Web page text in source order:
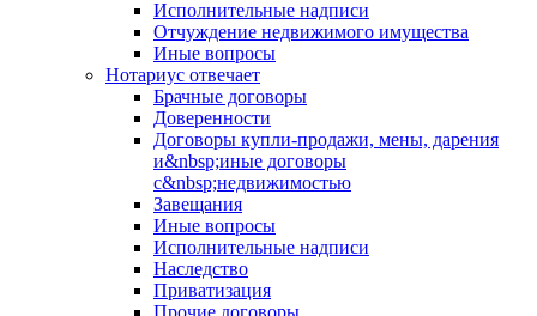
Исполнительные надписи
Отчуждение недвижимого имущества
Иные вопросы
Нотариус отвечает
Брачные договоры
Доверенности
Договоры купли-продажи, мены, дарения
и&nbsp;иные договоры
с&nbsp;недвижимостью
Завещания
Иные вопросы
Исполнительные надписи
Наследство
Приватизация